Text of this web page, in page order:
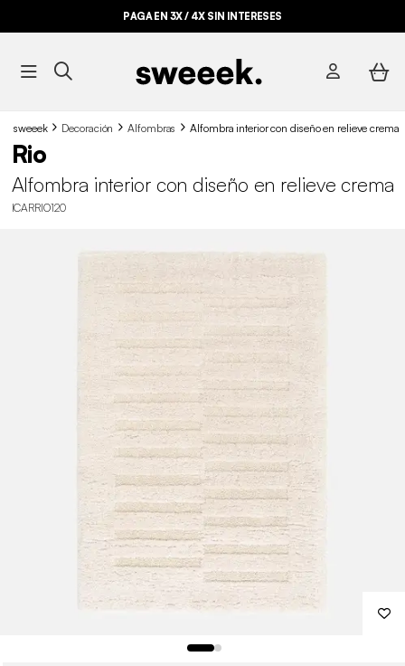
PAGA EN 3X / 4X SIN INTERESES
sweeek Decoración Alfombras Alfombra interior con diseño en relieve crema
Rio
Alfombra interior con diseño en relieve crema
ICARRIO120